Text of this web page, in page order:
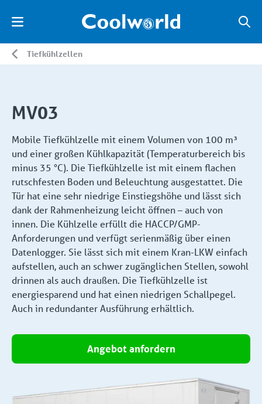
Tiefkühlzellen
MV03
Mobile Tiefkühlzelle mit einem Volumen von 100 m³
und einer großen Kühlkapazität (Temperaturbereich bis
minus 35 °C). Die Tiefkühlzelle ist mit einem flachen
rutschfesten Boden und Beleuchtung ausgestattet. Die
Tür hat eine sehr niedrige Einstiegshöhe und lässt sich
dank der Rahmenheizung leicht öffnen – auch von
innen. Die Kühlzelle erfüllt die HACCP/GMP-
Anforderungen und verfügt serienmäßig über einen
Datenlogger. Sie lässt sich mit einem Kran-LKW einfach
aufstellen, auch an schwer zugänglichen Stellen, sowohl
drinnen als auch draußen. Die Tiefkühlzelle ist
energiesparend und hat einen niedrigen Schallpegel.
Auch in redundanter Ausführung erhältlich.
Angebot anfordern